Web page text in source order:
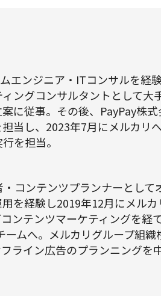
エンジニア・ITコンサルを経
ングコンサルタントとして大
に従事。その後、PayPay株
当し、2023年7月にメルカリ
を担当。
コンテンツプランナーとして
を経験し2019年12月にメル
ンテンツマーケティングを経
ムへ。メルカリグループ組織
ライン広告のプランニングを